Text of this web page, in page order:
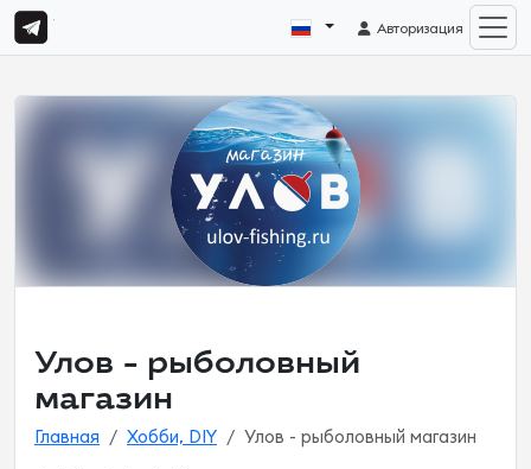
Авторизация
Улов - рыболовный
магазин
Главная Хобби, DIY Улов - рыболовный магазин